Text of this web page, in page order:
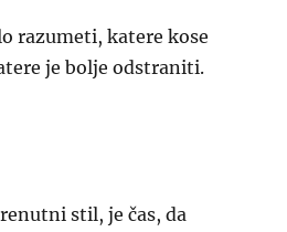
razumeti, katere kose
je bolje odstraniti.
stil, je čas, da